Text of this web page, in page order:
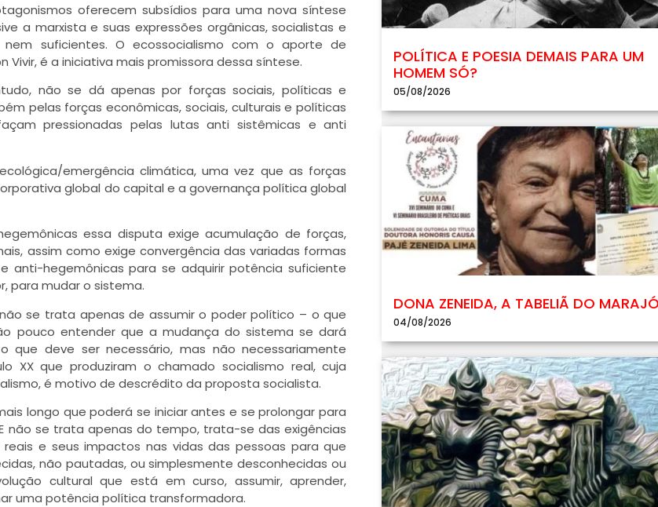
oferecem subsídios para uma nova síntese
a marxista e suas expressões orgânicas, socialistas e
suficientes. O ecossocialismo com o aporte de
é a iniciativa mais promissora dessa síntese.
não se dá apenas por forças sociais, políticas e
pelas forças econômicas, sociais, culturais e políticas
pressionadas pelas lutas anti sistêmicas e anti
emergência climática, uma vez que as forças
global do capital e a governança política global
essa disputa exige acumulação de forças,
assim como exige convergência das variadas formas
hegemônicas para se adquirir potência suficiente
para mudar o sistema.
se trata apenas de assumir o poder político – o que
pouco entender que a mudança do sistema se dará
deve ser necessário, mas não necessariamente
XX que produziram o chamado socialismo real, cuja
é motivo de descrédito da proposta socialista.
longo que poderá se iniciar antes e se prolongar para
não se trata apenas do tempo, trata-se das exigências
e seus impactos nas vidas das pessoas para que
não pautadas, ou simplesmente desconhecidas ou
cultural que está em curso, assumir, aprender,
uma potência política transformadora.
POLÍTICA E POESIA DEMAIS PARA UM
HOMEM SÓ?
05/08/2026
DONA ZENEIDA, A TABELIÃ DO
04/08/2026